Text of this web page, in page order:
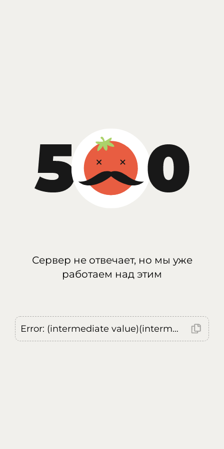
Сервер не отвечает, но мы уже
работаем над этим
Error: (intermediate value)(intermediate value)(intermediate value).replaceAll is not a function